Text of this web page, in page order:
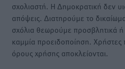
σχολιαστή. Η Δημοκρατική δεν
απόψεις. Διατηρούμε το
σχόλια θεωρούμε προσβλητικά ή
καμμία προειδοποίηση.
όρους χρήσης αποκλείονται.